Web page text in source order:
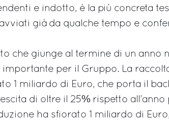
e indotto, è la più concreta
già da qualche tempo e
che giunge al termine di un anno
per il Gruppo. La
1 miliardo di Euro, che porta il
di oltre il 25% rispetto all’anno
ha sfiorato 1 miliardo di